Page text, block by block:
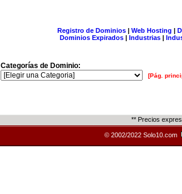
Registro de Dominios| Web Hosting |
Dominios Expirados | Industrias |
Categorías de Dominio:
[Pág.
** Precios
© 2002/2022 Solo10.com